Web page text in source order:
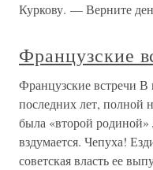
Куркову. — Верните
Французские
Французские встречи В
последних лет, полной
была «второй
вздумается. Чепуха!
советская власть ее